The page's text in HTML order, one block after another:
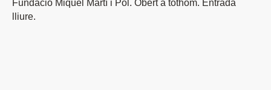
Fundació Miquel Martí i Pol. Obert a tothom. Entrada
lliure.